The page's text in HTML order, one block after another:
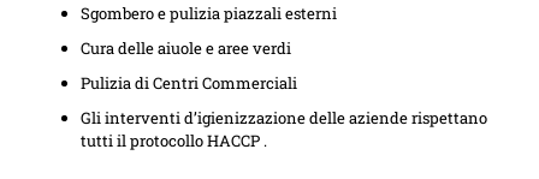
Sgombero e pulizia piazzali esterni
Cura delle aiuole e aree verdi
Pulizia di Centri Commerciali
Gli interventi d’igienizzazione delle aziende rispettano
tutti il protocollo HACCP .